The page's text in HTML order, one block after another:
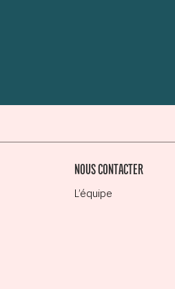
NOUS CONTACTER
L’équipe